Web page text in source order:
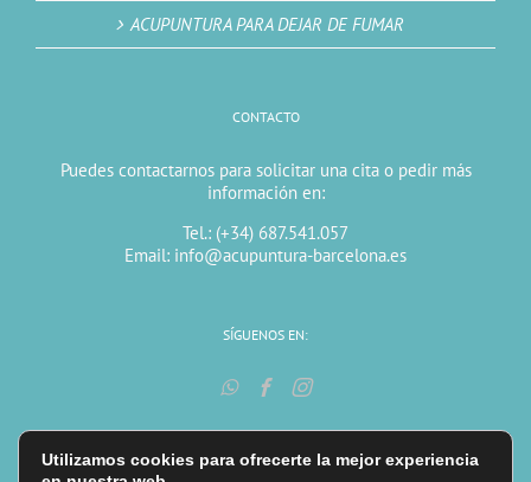
ACUPUNTURA PARA DEJAR DE FUMAR
CONTACTO
Puedes contactarnos para solicitar una cita o pedir más
información en:
Tel.: (+34) 687.541.057
Email: info@acupuntura-barcelona.es
SÍGUENOS EN:
Utilizamos cookies para ofrecerte la mejor experiencia